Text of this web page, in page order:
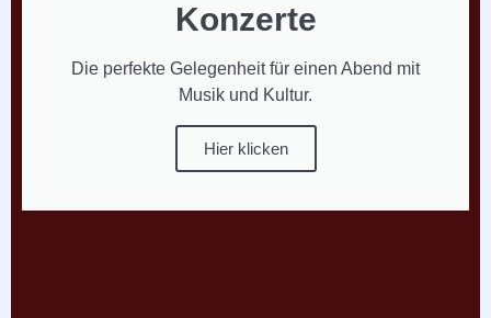
Konzerte
Die perfekte Gelegenheit für einen Abend mit
Musik und Kultur.
Hier klicken